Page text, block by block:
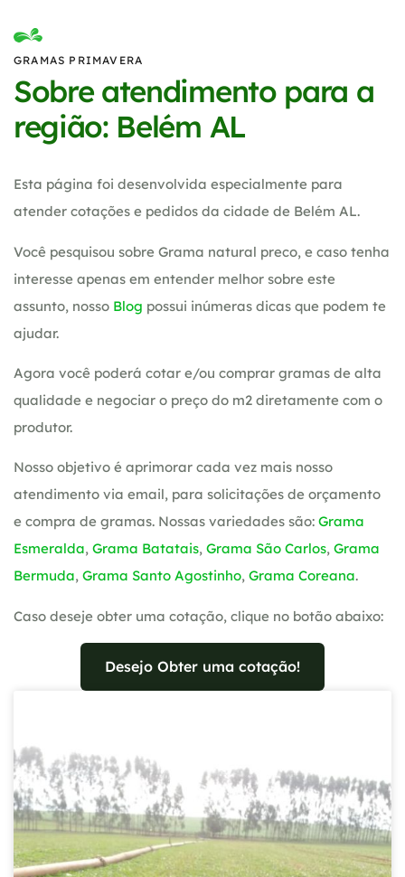
GRAMAS PRIMAVERA
Sobre atendimento para a
região: Belém AL
Esta página foi desenvolvida especialmente para
atender cotações e pedidos da cidade de Belém AL.
Você pesquisou sobre Grama natural preco, e caso tenha
interesse apenas em entender melhor sobre este
assunto, nosso Blog possui inúmeras dicas que podem te
ajudar.
Agora você poderá cotar e/ou comprar gramas de alta
qualidade e negociar o preço do m2 diretamente com o
produtor.
Nosso objetivo é aprimorar cada vez mais nosso
atendimento via email, para solicitações de orçamento
e compra de gramas. Nossas variedades são: Grama
Esmeralda, Grama Batatais, Grama São Carlos, Grama
Bermuda, Grama Santo Agostinho, Grama Coreana.
Caso deseje obter uma cotação, clique no botão abaixo:
Desejo Obter uma cotação!